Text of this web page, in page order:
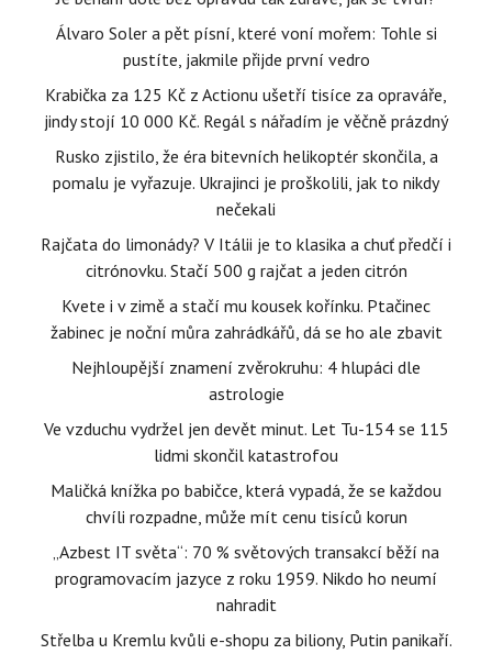
Álvaro Soler a pět písní, které voní mořem: Tohle si
pustíte, jakmile přijde první vedro
Krabička za 125 Kč z Actionu ušetří tisíce za opraváře,
jindy stojí 10 000 Kč. Regál s nářadím je věčně prázdný
Rusko zjistilo, že éra bitevních helikoptér skončila, a
pomalu je vyřazuje. Ukrajinci je proškolili, jak to nikdy
nečekali
Rajčata do limonády? V Itálii je to klasika a chuť předčí i
citrónovku. Stačí 500 g rajčat a jeden citrón
Kvete i v zimě a stačí mu kousek kořínku. Ptačinec
žabinec je noční můra zahrádkářů, dá se ho ale zbavit
Nejhloupější znamení zvěrokruhu: 4 hlupáci dle
astrologie
Ve vzduchu vydržel jen devět minut. Let Tu-154 se 115
lidmi skončil katastrofou
Maličká knížka po babičce, která vypadá, že se každou
chvíli rozpadne, může mít cenu tisíců korun
„Azbest IT světa“: 70 % světových transakcí běží na
programovacím jazyce z roku 1959. Nikdo ho neumí
nahradit
Střelba u Kremlu kvůli e-shopu za biliony, Putin panikaří.